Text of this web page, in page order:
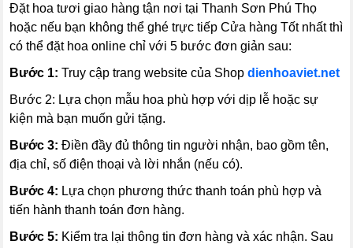
Đặt hoa tươi giao hàng tận nơi tại Thanh Sơn Phú Thọ
hoặc nếu bạn không thể ghé trực tiếp Cửa hàng Tốt nhất thì
có thể đặt hoa online chỉ với 5 bước đơn giản sau:
Bước 1:Truy cập trang website của Shop dienhoaviet.net
Bước 2: Lựa chọn mẫu hoa phù hợp với dịp lễ hoặc sự
kiện mà bạn muốn gửi tặng.
Bước 3: Điền đầy đủ thông tin người nhận, bao gồm tên,
địa chỉ, số điện thoại và lời nhắn (nếu có).
Bước 4: Lựa chọn phương thức thanh toán phù hợp và
tiến hành thanh toán đơn hàng.
Bước 5: Kiểm tra lại thông tin đơn hàng và xác nhận. Sau